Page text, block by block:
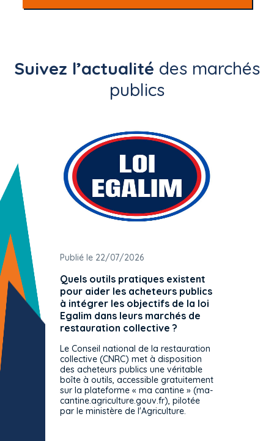
Suivez l’actualité des marchés
publics
Publié le 22/07/2026
Quels outils pratiques existent
pour aider les acheteurs publics
à intégrer les objectifs de la loi
Egalim dans leurs marchés de
restauration collective ?
Le Conseil national de la restauration
collective (CNRC) met à disposition
des acheteurs publics une véritable
boîte à outils, accessible gratuitement
sur la plateforme « ma cantine » (ma-
cantine.agriculture.gouv.fr), pilotée
par le ministère de l'Agriculture.